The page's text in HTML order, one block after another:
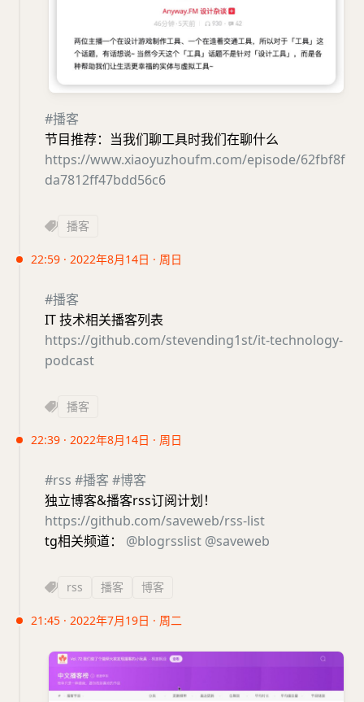
#播客
节目推荐：当我们聊工具时我们在聊什么
https://www.xiaoyuzhoufm.com/episode/62fbf8f
da7812ff47bdd56c6
播客
22:59 · 2022年8月14日 · 周日
#播客
IT 技术相关播客列表
https://github.com/stevending1st/it-technology-
podcast
播客
22:39 · 2022年8月14日 · 周日
#rss #播客 #博客
独立博客&播客rss订阅计划！
https://github.com/saveweb/rss-list
tg相关频道： @blogrsslist @saveweb
rss 播客 博客
21:45 · 2022年7月19日 · 周二